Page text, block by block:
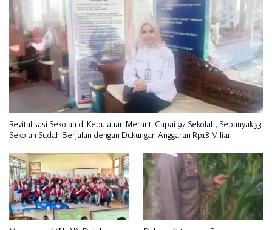
Revitalisasi Sekolah di Kepulauan Meranti Capai 97 Sekolah, Sebanyak 33
Sekolah Sudah Berjalan dengan Dukungan Anggaran Rp18 Miliar